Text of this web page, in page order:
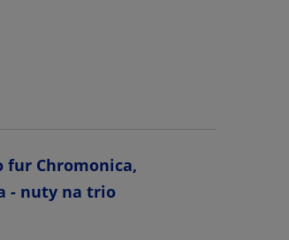
fur Chromonica,
- nuty na trio